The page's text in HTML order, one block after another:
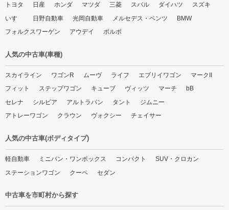
トヨタ 日産 ホンダ マツダ 三菱 スバル ダイハツ
スズキ
いすゞ
日野自動車 光岡自動車 メルセデス・ベンツ
BMW
フォルクスワーゲン
アウデイ ボルボ
人気の中古車(車種)
スカイライン ワゴンR ムーヴ ライフ エブリイワゴン
マークII
フィット
ステップワゴン キューブ ヴィッツ マーチ
bB
セレナ
シルビア アルトラパン タント
ジムニー
アトレーワゴン
クラウン ヴォクシー チェイサー
人気の中古車(ボディタイプ)
軽自動車 ミニバン・ワンボックス コンパクト
SUV・クロカン
ステーションワゴン
クーペ セダン
中古車を市町村から探す